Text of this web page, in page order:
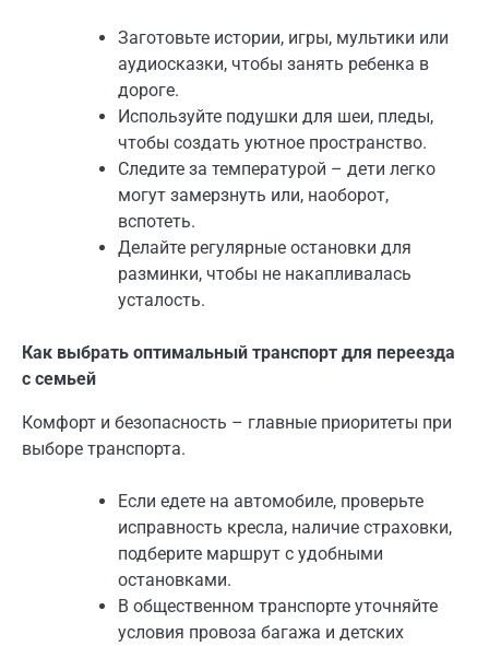
Заготовьте истории, игры, мультики или
аудиосказки, чтобы занять ребенка в
дороге.
Используйте подушки для шеи, пледы,
чтобы создать уютное пространство.
Следите за температурой – дети легко
могут замерзнуть или, наоборот,
вспотеть.
Делайте регулярные остановки для
разминки, чтобы не накапливалась
усталость.
Как выбрать оптимальный транспорт для переезда
с семьей
Комфорт и безопасность – главные приоритеты при
выборе транспорта.
Если едете на автомобиле, проверьте
исправность кресла, наличие страховки,
подберите маршрут с удобными
остановками.
В общественном транспорте уточняйте
условия провоза багажа и детских